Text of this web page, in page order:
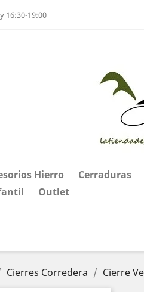
16:30-19:00
Hierro Cerraduras
Outlet
Cierres Corredera Cierre